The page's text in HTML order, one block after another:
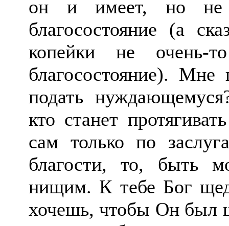
он и имеет, но не
благосостояние (а
копейки не очень-
благосостояние).
подать
кто станет
сам только по
благости, то, быть
нищим. К тебе Бог
хочешь, чтобы Он был